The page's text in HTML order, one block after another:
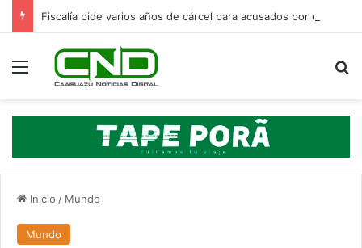
Menú
Inicio / Mundo
Mundo